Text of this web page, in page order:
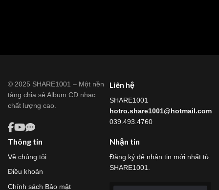
© 2025 SHARE1001 – Một nền
tảng chia sẻ Album CD nhạc
chất lượng cao.
Liên hệ
SHARE1001
hotro.share1001@hotmail.com
039.493.4760
Thông tin
Về chúng tôi
Điều khoản
Chính sách Bảo mật
Nhận tin
Đăng ký để nhận tin mới nhất từ
SHARE1001.